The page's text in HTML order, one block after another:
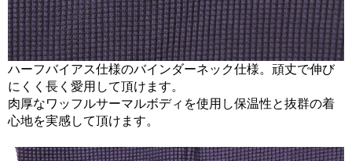
ハーフバイアス仕様のバインダーネック仕様。頑丈で伸び
にくく長く愛用して頂けます。
肉厚なワッフルサーマルボディを使用し保温性と抜群の着
心地を実感して頂けます。